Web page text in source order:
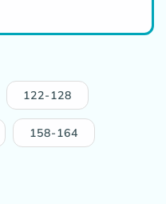
122-128
158-164